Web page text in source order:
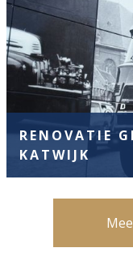
RENOVATIE
KATWIJK